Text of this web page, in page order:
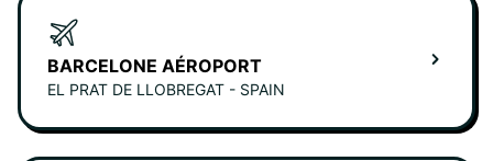
BARCELONE AÉROPORT
EL PRAT DE LLOBREGAT - SPAIN